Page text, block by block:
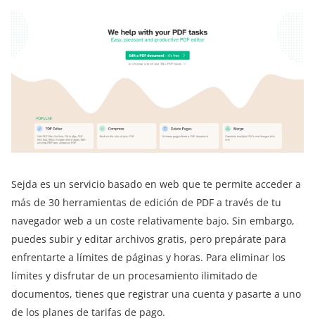
Sejda es un servicio basado en web que te permite acceder a
más de 30 herramientas de edición de PDF a través de tu
navegador web a un coste relativamente bajo. Sin embargo,
puedes subir y editar archivos gratis, pero prepárate para
enfrentarte a límites de páginas y horas. Para eliminar los
límites y disfrutar de un procesamiento ilimitado de
documentos, tienes que registrar una cuenta y pasarte a uno
de los planes de tarifas de pago.